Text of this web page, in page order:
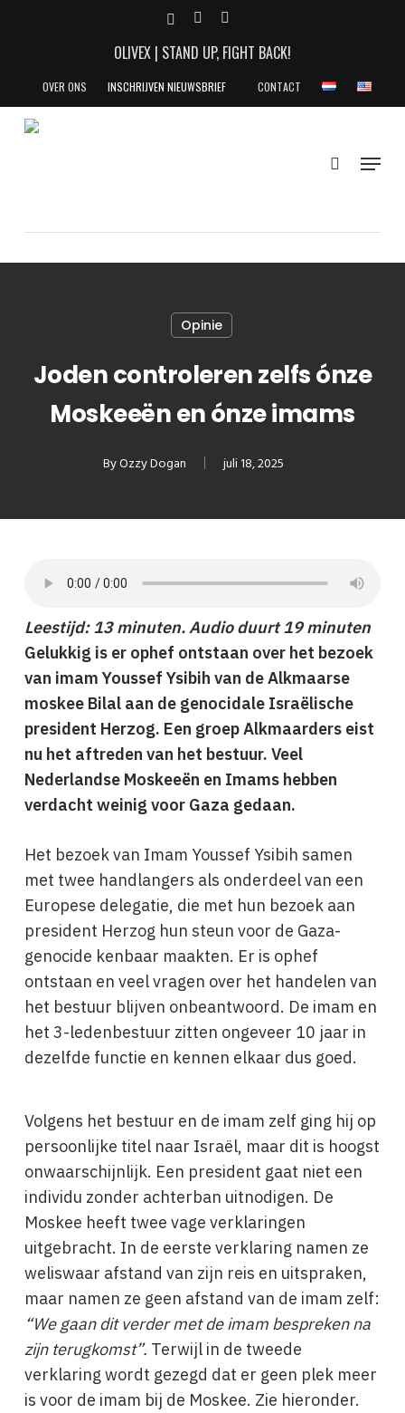
X-
YOUTUBEINSTAGRAM
OLIVEX | STAND UP, FIGHT BACK!
OVER ONS INSCHRIJVEN NIEUWSBRIEF CONTACT
Menu
Opinie
Joden controleren zelfs ónze
Moskeeën en ónze imams
ByOzzy Dogan juli 18, 2025
Leestijd: 13 minuten. Audio duurt 19 minuten
Gelukkig is er ophef ontstaan over het bezoek
van imam Youssef Ysibih van de Alkmaarse
moskee Bilal aan de genocidale Israëlische
president Herzog. Een groep Alkmaarders eist
nu het aftreden van het bestuur. Veel
Nederlandse Moskeeën en Imams hebben
verdacht weinig voor Gaza gedaan.
Het bezoek van Imam Youssef Ysibih samen
met twee handlangers als onderdeel van een
Europese delegatie, die met hun bezoek aan
president Herzog hun steun voor de Gaza-
genocide kenbaar maakten. Er is ophef
ontstaan en veel vragen over het handelen van
het bestuur blijven onbeantwoord. De imam en
het 3-ledenbestuur zitten ongeveer 10 jaar in
dezelfde functie en kennen elkaar dus goed.
Volgens het bestuur en de imam zelf ging hij op
persoonlijke titel naar Israël, maar dit is hoogst
onwaarschijnlijk. Een president gaat niet een
individu zonder achterban uitnodigen. De
Moskee heeft twee vage verklaringen
uitgebracht. In de eerste verklaring namen ze
weliswaar afstand van zijn reis en uitspraken,
maar namen ze geen afstand van de imam zelf:
“We gaan dit verder met de imam bespreken na
zijn terugkomst”. Terwijl in de tweede
verklaring wordt gezegd dat er geen plek meer
is voor de imam bij de Moskee. Zie hieronder.